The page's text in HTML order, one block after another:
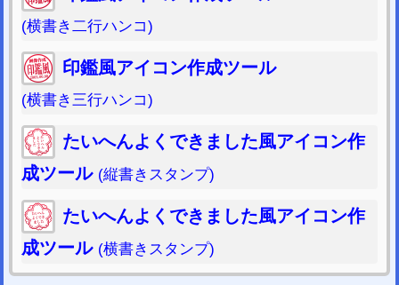
(横書き二行ハンコ)
印鑑風アイコン作成ツール
(横書き三行ハンコ)
たいへんよくできました風アイコン作
成ツール (縦書きスタンプ)
たいへんよくできました風アイコン作
成ツール (横書きスタンプ)